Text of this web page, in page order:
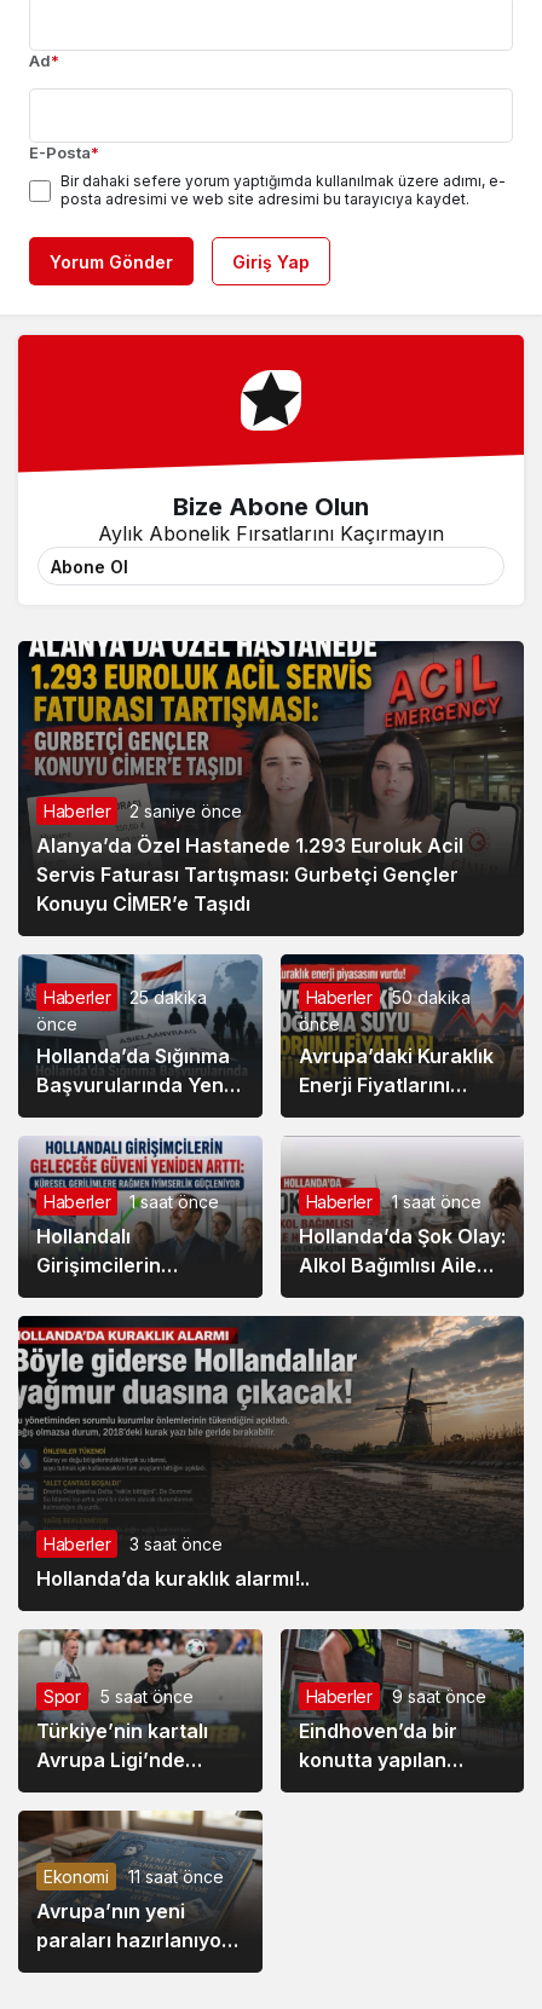
Ad*
E-Posta*
Bir dahaki sefere yorum yaptığımda kullanılmak üzere adımı, e-
posta adresimi ve web site adresimi bu tarayıcıya kaydet.
Yorum Gönder Giriş Yap
Bize Abone Olun
Aylık Abonelik Fırsatlarını Kaçırmayın
Abone Ol
Haberler 2 saniye önce
Alanya’da Özel Hastanede 1.293 Euroluk Acil
Servis Faturası Tartışması: Gurbetçi Gençler
Konuyu CİMER’e Taşıdı
Haberler
25 dakika
önce
Hollanda’da Sığınma
Başvurularında Yeni
Değerlendirme
Sistemi Masada:
IND’den Kritik Rapor
Haberler
50 dakika
önce
Avrupa’daki Kuraklık
Enerji Fiyatlarını
Vurdu: Hollanda’da
Elektrik Maliyetleri
Yükseliyor
Haberler 1 saat önce
Hollandalı
Girişimcilerin
Geleceğe Güveni
Yeniden Arttı: Küresel
Gerilimlere Rağmen
İyimserlik Güçleniyor
Haberler 1 saat önce
Hollanda’da Şok Olay:
Alkol Bağımlısı Aile
Hekimi Görevden
Uzaklaştırıldı,
Muayenehanede
Şarap Şişeleri
Bulundu
Haberler 3 saat önce
Hollanda’da kuraklık alarmı!..
Spor 5 saat önce
Türkiye’nin kartalı
Avrupa Ligi’nde
Samet’le uçtu:
Hradec Kralove 0 –
Beşiktaş 1
Haberler 9 saat önce
Eindhoven’da bir
konutta yapılan
aramada silaha
Ekonomi 11 saat önce
Avrupa’nın yeni
paraları hazırlanıyor:
Euro banknotları